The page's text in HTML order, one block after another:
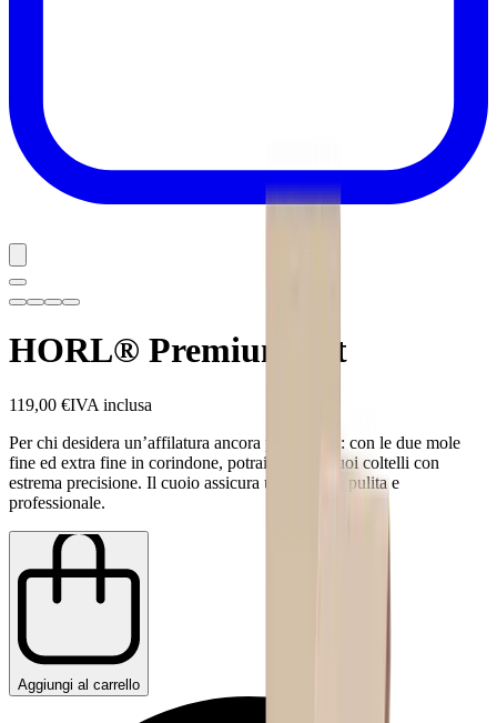
HORL® Premium Set
119,00 €IVA inclusa
Per chi desidera un’affilatura ancora più precisa: con le due mole
fine ed extra fine in corindone, potrai rifinire i tuoi coltelli con
estrema precisione. Il cuoio assicura una finitura pulita e
professionale.
Aggiungi al carrello